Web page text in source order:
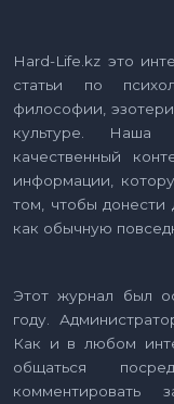
Hard-Life.kz это
статьи по
философии,
культуре. Наша
качественный
информации,
том, чтобы донести
как обычную
Этот журнал был
году.
Как и в любом
общаться
комментировать